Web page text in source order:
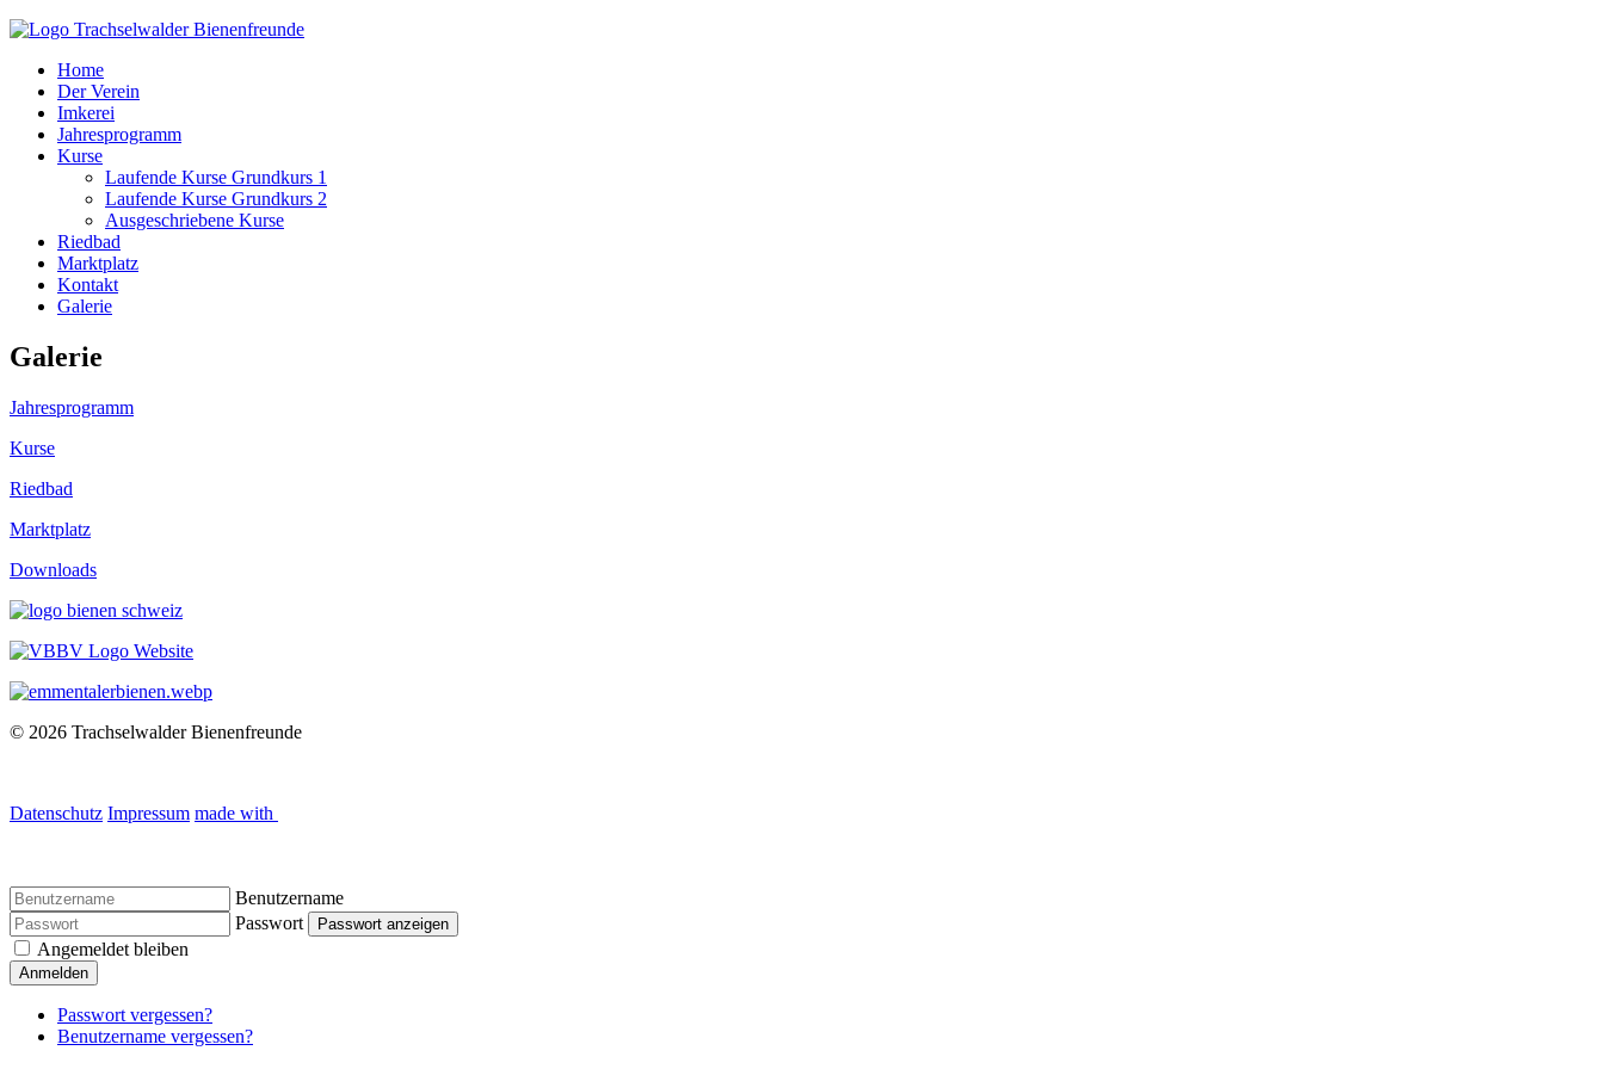
Home
Der Verein
Imkerei
Jahresprogramm
Kurse
Laufende Kurse Grundkurs 1
Laufende Kurse Grundkurs 2
Ausgeschriebene Kurse
Riedbad
Marktplatz
Kontakt
Galerie
Galerie
Jahresprogramm
Kurse
Riedbad
Marktplatz
Downloads
© 2026 Trachselwalder Bienenfreunde
Datenschutz Impressum made with
Benutzername
Passwort
Passwort anzeigen
Angemeldet bleiben
Anmelden
Passwort vergessen?
Benutzername vergessen?